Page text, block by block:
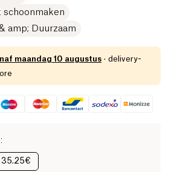
amp; Duurzaam
maandag 10 augustus · delivery-
:
35.25€